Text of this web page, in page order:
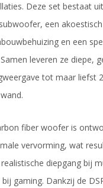
Deze set bestaat
een
en een
leveren ze diepe,
tot maar liefst
fiber woofer is
vervorming, wat
diepgang bij
gaming. Dankzij de